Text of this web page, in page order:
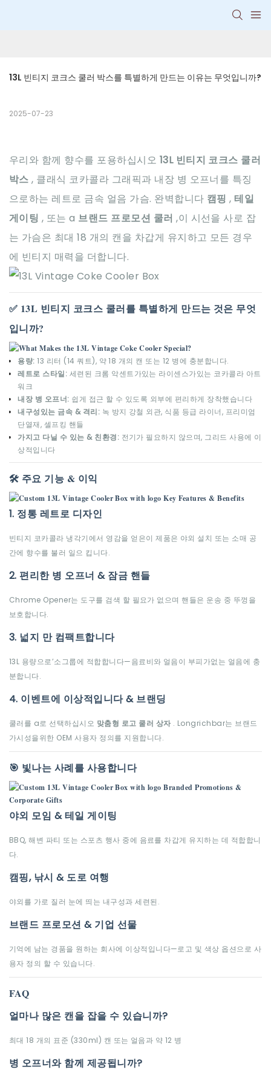
13L 빈티지 코크스 쿨러 박스를 특별하게 만드는 이유는 무엇입니까?
2025-07-23
우리와 함께 향수를 포용하십시오 13L 빈티지 코크스 쿨러
박스, 클래식 코카콜라 그래픽과 내장 병 오프너를 특징
으로하는 레트로 금속 얼음 가슴. 완벽합니다 캠핑,테일
게이팅 , 또는 a 브랜드 프로모션 쿨러,이 시선을 사로 잡
는 가슴은 최대 18 개의 캔을 차갑게 유지하고 모든 경우
에 빈티지 매력을 더합니다.
✅ 13L 빈티지 코크스 쿨러를 특별하게 만드는 것은 무엇
입니까?
용량:13 리터 (14 쿼트), 약 18 개의 캔 또는 12 병에 충분합니다.
레트로 스타일: 세련된 크롬 악센트가있는 라이센스가있는 코카콜라 아트
워크
내장 병 오프너: 쉽게 접근 할 수 있도록 외부에 편리하게 장착했습니다
내구성있는 금속 & 격리: 녹 방지 강철 외관, 식품 등급 라이너, 프리미엄
단열재, 셀프킹 핸들
가지고 다닐 수 있는 & 친환경: 전기가 필요하지 않으며, 그리드 사용에 이
상적입니다
🛠️ 주요 기능 & 이익
1. 정통 레트로 디자인
빈티지 코카콜라 냉각기에서 영감을 얻은이 제품은 야외 설치 또는 소매 공
간에 향수를 불러 일으 킵니다.
2. 편리한 병 오프너 & 잠금 핸들
Chrome Opener는 도구를 검색 할 필요가 없으며 핸들은 운송 중 뚜껑을
보호합니다.
3. 넓지 만 컴팩트합니다
13L 용량으로’소그룹에 적합합니다—음료비와 얼음이 부피가없는 얼음에 충
분합니다.
4. 이벤트에 이상적입니다 & 브랜딩
쿨러를 a로 선택하십시오 맞춤형 로고 쿨러 상자 . Longrichbar는 브랜드
가시성을위한 OEM 사용자 정의를 지원합니다.
🎯 빛나는 사례를 사용합니다
야외 모임 & 테일 게이팅
BBQ, 해변 파티 또는 스포츠 행사 중에 음료를 차갑게 유지하는 데 적합합니
다.
캠핑, 낚시 & 도로 여행
야외를 가로 질러 눈에 띄는 내구성과 세련된.
브랜드 프로모션 & 기업 선물
기억에 남는 경품을 원하는 회사에 이상적입니다—로고 및 색상 옵션으로 사
용자 정의 할 수 있습니다.
FAQ
얼마나 많은 캔을 잡을 수 있습니까?
최대 18 개의 표준 (330ml) 캔 또는 얼음과 약 12 병
병 오프너와 함께 제공됩니까?